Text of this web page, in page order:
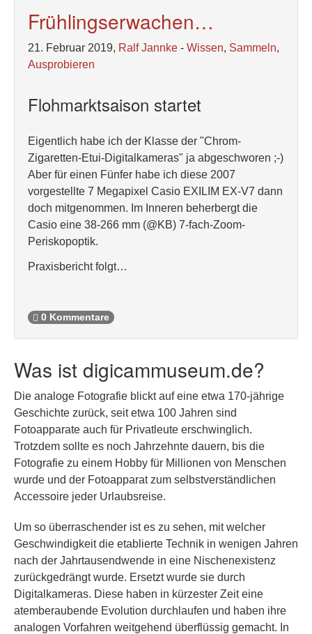
Frühlingserwachen…
21. Februar 2019, Ralf Jannke - Wissen, Sammeln,
Ausprobieren
Flohmarktsaison startet
Eigentlich habe ich der Klasse der "Chrom-
Zigaretten-Etui-Digitalkameras" ja abgeschworen ;-)
Aber für einen Fünfer habe ich diese 2007
vorgestellte 7 Megapixel Casio EXILIM EX-V7 dann
doch mitgenommen. Im Inneren beherbergt die
Casio eine 38-266 mm (@KB) 7-fach-Zoom-
Periskopoptik.
Praxisbericht folgt…
0 Kommentare
Was ist digicammuseum.de?
Die analoge Fotografie blickt auf eine etwa 170-jährige
Geschichte zurück, seit etwa 100 Jahren sind
Fotoapparate auch für Privatleute erschwinglich.
Trotzdem sollte es noch Jahrzehnte dauern, bis die
Fotografie zu einem Hobby für Millionen von Menschen
wurde und der Fotoapparat zum selbstverständlichen
Accessoire jeder Urlaubsreise.
Um so überraschender ist es zu sehen, mit welcher
Geschwindigkeit die etablierte Technik in wenigen Jahren
nach der Jahrtausendwende in eine Nischenexistenz
zurückgedrängt wurde. Ersetzt wurde sie durch
Digitalkameras. Diese haben in kürzester Zeit eine
atemberaubende Evolution durchlaufen und haben ihre
analogen Vorfahren weitgehend überflüssig gemacht. In